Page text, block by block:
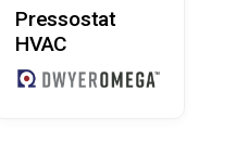
Pressostat
HVAC